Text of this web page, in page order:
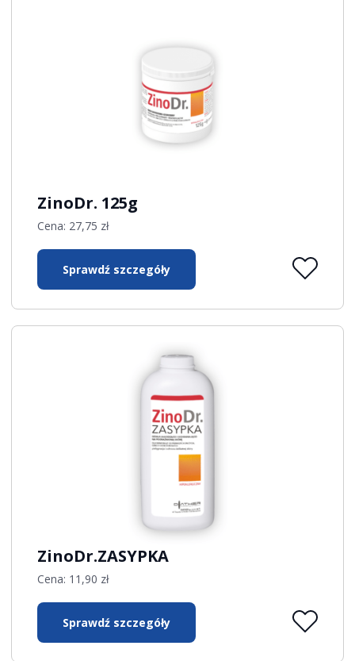
ZinoDr. 125g
Cena: 27,75 zł
Sprawdź szczegóły
ZinoDr.ZASYPKA
Cena: 11,90 zł
Sprawdź szczegóły